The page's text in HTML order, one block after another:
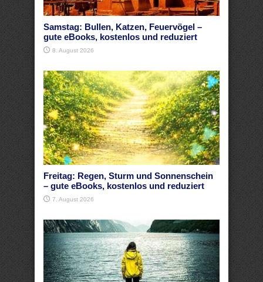
Samstag: Bullen, Katzen, Feuervögel –
gute eBooks, kostenlos und reduziert
8. August 2026
Freitag: Regen, Sturm und Sonnenschein
– gute eBooks, kostenlos und reduziert
7. August 2026